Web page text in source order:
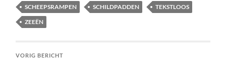
SCHEEPSRAMPEN
SCHILDPADDEN
TEKSTLOOS
ZEEËN
VORIG BERICHT